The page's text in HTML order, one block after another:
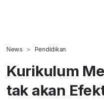
News Pendidikan
Kurikulum
tak akan